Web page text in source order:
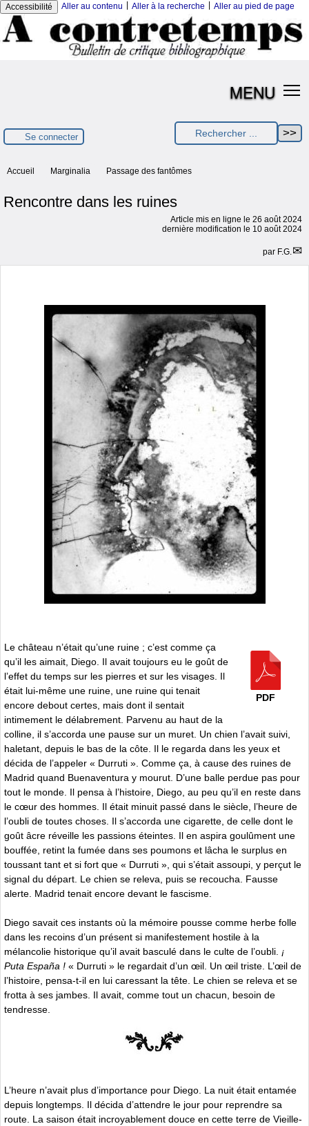
Accessibilité Aller au contenu Aller à la recherche Aller au pied de page
MENU
Se connecter
Accueil Marginalia Passage des fantômes
Rencontre dans les ruines
Article mis en ligne le 26 août 2024
dernière modification le 10 août 2024
par F.G.
PDF
Le château n’était qu’une ruine ; c’est comme ça
qu’il les aimait, Diego. Il avait toujours eu le goût de
l’effet du temps sur les pierres et sur les visages. Il
était lui-même une ruine, une ruine qui tenait
encore debout certes, mais dont il sentait
intimement le délabrement. Parvenu au haut de la
colline, il s’accorda une pause sur un muret. Un chien l’avait suivi,
haletant, depuis le bas de la côte. Il le regarda dans les yeux et
décida de l’appeler « Durruti ». Comme ça, à cause des ruines de
Madrid quand Buenaventura y mourut. D’une balle perdue pas pour
tout le monde. Il pensa à l’histoire, Diego, au peu qu’il en reste dans
le cœur des hommes. Il était minuit passé dans le siècle, l’heure de
l’oubli de toutes choses. Il s’accorda une cigarette, de celle dont le
goût âcre réveille les passions éteintes. Il en aspira goulûment une
bouffée, retint la fumée dans ses poumons et lâcha le surplus en
toussant tant et si fort que « Durruti », qui s’était assoupi, y perçut le
signal du départ. Le chien se releva, puis se recoucha. Fausse
alerte. Madrid tenait encore devant le fascisme.
Diego savait ces instants où la mémoire pousse comme herbe folle
dans les recoins d’un présent si manifestement hostile à la
mélancolie historique qu’il avait basculé dans le culte de l’oubli. ¡
Puta España ! « Durruti » le regardait d’un œil. Un œil triste. L’œil de
l’histoire, pensa-t-il en lui caressant la tête. Le chien se releva et se
frotta à ses jambes. Il avait, comme tout un chacun, besoin de
tendresse.
L’heure n’avait plus d’importance pour Diego. La nuit était entamée
depuis longtemps. Il décida d’attendre le jour pour reprendre sa
route. La saison était incroyablement douce en cette terre de Vieille-